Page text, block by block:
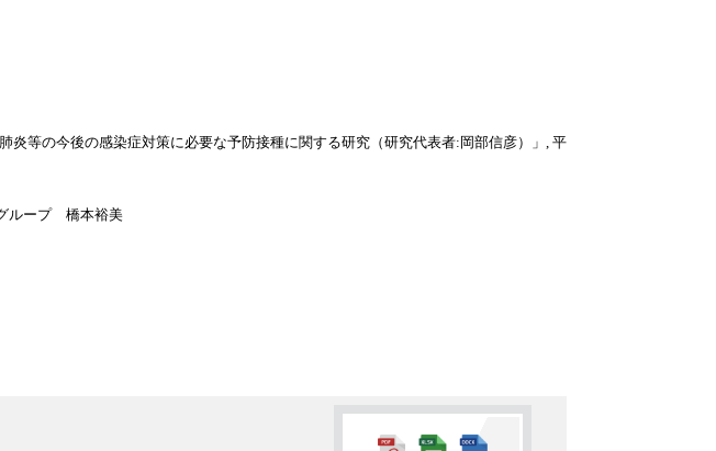
等の今後の感染症対策に必要な予防接種に関する研究（研究代表者:岡部信彦）」, 平
グループ 橋本裕美